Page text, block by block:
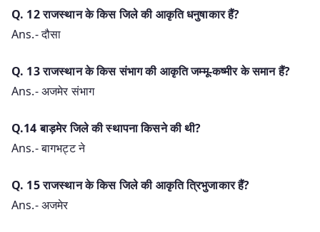
Q. 12 राजस्थान के किस जिले की आकृति धनुषाकार हैं?
Ans.- दौसा
Q. 13 राजस्थान के किस संभाग की आकृति जम्मू-कष्मीर के समान हैं?
Ans.- अजमेर संभाग
Q.14 बाड़मेर जिले की स्थापना किसने की थी?
Ans.- बागभट्ट ने
Q. 15 राजस्थान के किस जिले की आकृति त्रिभुजाकार हैं?
Ans.- अजमेर